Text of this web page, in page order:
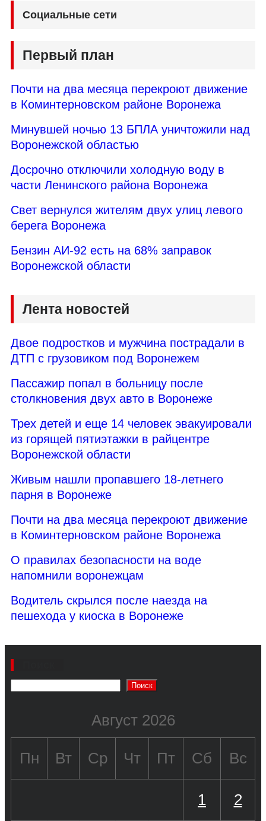
Социальные сети
Первый план
Почти на два месяца перекроют движение
в Коминтерновском районе Воронежа
Минувшей ночью 13 БПЛА уничтожили над
Воронежской областью
Досрочно отключили холодную воду в
части Ленинского района Воронежа
Свет вернулся жителям двух улиц левого
берега Воронежа
Бензин АИ-92 есть на 68% заправок
Воронежской области
Лента новостей
Двое подростков и мужчина пострадали в
ДТП с грузовиком под Воронежем
Пассажир попал в больницу после
столкновения двух авто в Воронеже
Трех детей и еще 14 человек эвакуировали
из горящей пятиэтажки в райцентре
Воронежской области
Живым нашли пропавшего 18-летнего
парня в Воронеже
Почти на два месяца перекроют движение
в Коминтерновском районе Воронежа
О правилах безопасности на воде
напомнили воронежцам
Водитель скрылся после наезда на
пешехода у киоска в Воронеже
Поиск
Август 2026
Пн Вт Ср Чт Пт Сб Вс
1 2